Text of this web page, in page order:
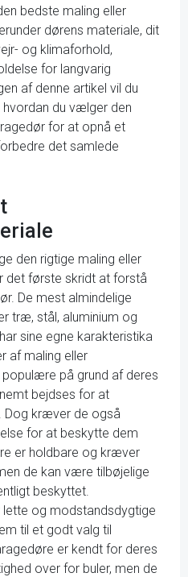
bedste maling eller
dørens materiale, dit
og klimaforhold,
for langvarig
af denne artikel vil du
du vælger den
for at opnå et
det samlede
den rigtige maling eller
det første skridt at forstå
De mest almindelige
træ, stål, aluminium og
sine egne karakteristika
af maling eller
på grund af deres
bejdses for at
Dog kræver de også
for at beskytte dem
er holdbare og kræver
de kan være tilbøjelige
beskyttet.
og modstandsdygtige
til et godt valg til
er kendt for deres
over for buler, men de